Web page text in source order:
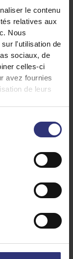
le contenu
relatives aux
Nous
l'utilisation de
sociaux, de
celles-ci
avez fournies
de leurs